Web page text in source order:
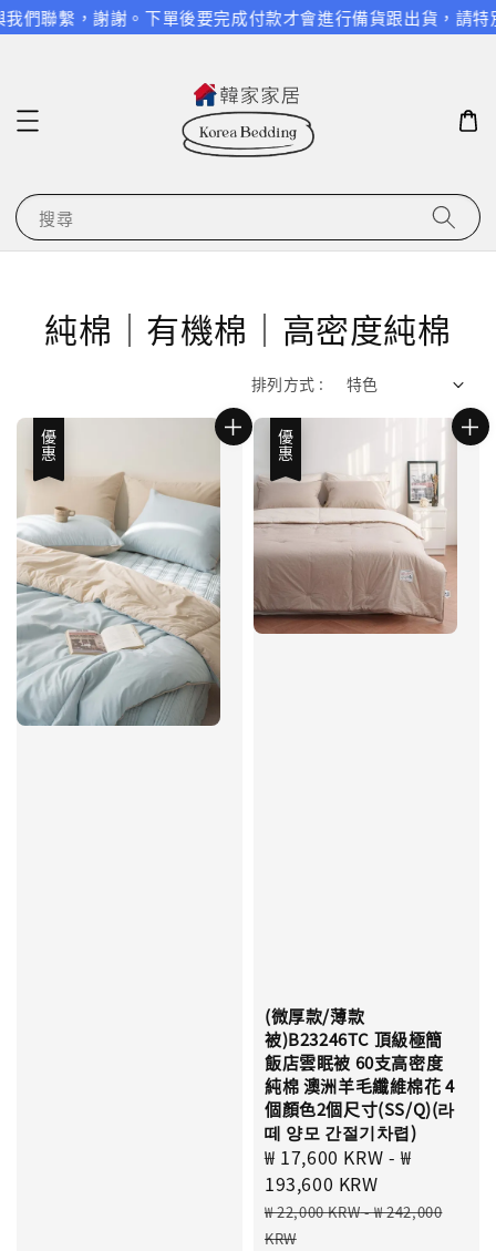
謝謝。下單後要完成付款才會進行備貨跟出貨，請特別留意，
搜尋
純棉｜有機棉｜高密度純棉
排列方式 :
優惠 優惠
(微厚款/薄款
被)B23246TC 頂級極簡
飯店雲眠被 60支高密度
純棉 澳洲羊毛纖維棉花 4
個顏色2個尺寸(SS/Q)(라
떼 양모 간절기차렵)
Sale
price
₩ 17,600 KRW -₩
193,600 KRW
Regular
price
₩ 22,000 KRW-₩ 242,000
KRW